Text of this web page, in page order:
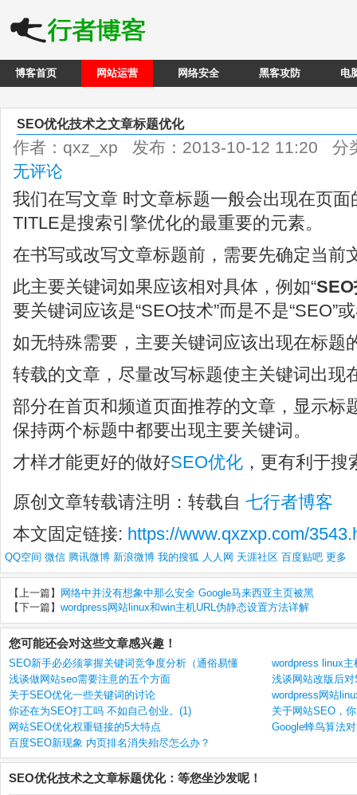
博客首页 网站运营 网络安全 黑客攻防 电
SEO优化技术之文章标题优化
作者：qxz_xp 发布：2013-10-12 11:20 分
无评论
我们在写文章 时文章标题一般会出现在页
TITLE是搜索引擎优化的最重要的元素。
在书写或改写文章标题前，需要先确定当前
此主要关键词如果应该相对具体，例如“
要关键词应该是“SEO技术”而是不是“SEO”
如无特殊需要，主要关键词应该出现在标题
转载的文章，尽量改写标题使主关键词出现
部分在首页和频道页面推荐的文章，显示标
保持两个标题中都要出现主要关键词。
才样才能更好的做好SEO优化 ，更有利于
原创文章转载请注明：转载自 七行者博客
本文固定链接: https://www.qxzxp.com/
QQ空间 微信 腾讯微博 新浪微博 我的搜狐 人人网 天涯社区 百度贴吧 更多
【上一篇】
网络中并没有想象中那么安全 Google马来西亚主页被黑
【下一篇】 wordpress网站linux和win主机URL伪静态设置方法详解
您可能还会对这些文章感兴趣！
SEO新手必必须掌握关键词竞争度分析（通俗易懂
wordpress linux
浅谈做网站seo需要注意的五个方面
浅谈网站改版后
关于SEO优化一些关键词的讨论
wordpress网站
你还在为SEO打工吗 不如自己创业。(1)
关于网站SEO，
网站SEO优化权重链接的5大特点
Google蜂鸟算法
百度SEO新现象 内页排名消失殆尽怎么办？
SEO优化技术之文章标题优化：等您坐沙发呢！